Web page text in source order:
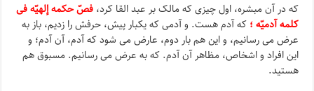
که در آن مبشره، اول چیزی که مالک بر عبد القا کرد،فصّ حکمه إلهیّه فی
کلمه آدمیّه ؛ که آدم هست. و آدمی که یکبار پیش، حرفش را زدیم، باز به
عرض می رسانیم، و این هم بار دوم، عارض می شود که آدم، آن آدم؛ و
این افراد و اشخاص، مظاهر آن آدم. که به عرض می رسانیم. مسبوق هم
هستید.